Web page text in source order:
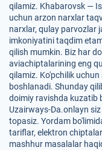
qilamiz. Khabarovsk —
uchun arzon narxlar
narxlar, qulay parvozlar
imkoniyatini taqdim
qilish mumkin. Biz har
aviachiptalarining eng
qilamiz. Ko'pchilik
boshlanadi. Shunday
doimiy ravishda kuzatib
Uzairways-Da.onlayn
topasiz. Yordam
tariflar, elektron
mashhur masalalar